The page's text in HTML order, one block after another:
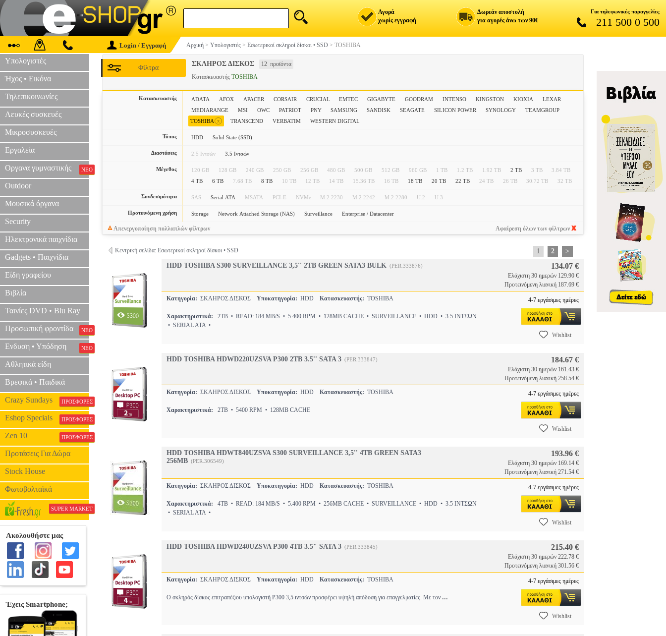
Αγορά
χωρίς εγγραφή
Δωρεάν αποστολή
για αγορές άνω των 90€
Για τηλεφωνικές παραγγελίες
211 500 0 500
Login / Εγγραφή Αρχική > Υπολογιστές > Εσωτερικοί σκληροί δίσκοι • SSD > TOSHIBA
Υπολογιστές
Ήχος • Εικόνα
Τηλεπικοινωνίες
Λευκές συσκευές
Μικροσυσκευές
Εργαλεία
Οργανα γυμναστικής ΝΕΟ
Outdoor
Μουσικά όργανα
Security
Ηλεκτρονικά παιχνίδια
Gadgets • Παιχνίδια
Είδη γραφείου
Βιβλία
Ταινίες DVD • Blu Ray
Προσωπική φροντίδα ΝΕΟ
Ενδυση • Υπόδηση ΝΕΟ
Αθλητικά είδη
Βρεφικά • Παιδικά
Crazy Sundays ΠΡΟΣΦΟΡΕΣ
Eshop Specials ΠΡΟΣΦΟΡΕΣ
Zen 10 ΠΡΟΣΦΟΡΕΣ
Προτάσεις Για Δώρα
Stock House
Φωτοβολταϊκά
SUPER MARKET
ΣΚΛΗΡΟΣ ΔΙΣΚΟΣ 12 προϊόντα
Φίλτρα
Κατασκευαστής TOSHIBA
Κατασκευαστής ADATA AFOX APACER CORSAIR CRUCIAL EMTEC GIGABYTE GOODRAM INTENSO KINGSTON KIOXIA
LEXAR
MEDIARANGE
MSI OWC PATRIOT PNY SAMSUNG SANDISK SEAGATE SILICON POWER SYNOLOGY
TEAMGROUP
TOSHIBA x TRANSCEND VERBATIM WESTERN DIGITAL
Τύπος HDD Solid State (SSD)
Διαστάσεις 2.5 Ιντσών 3.5 Ιντσών
Μέγεθος 120 GB 128 GB 240 GB 250 GB 256 GB 480 GB 500 GB 512 GB 960 GB 1 TB 1.2 TB 1.92 TB 2 TB 3 TB
3.84 TB
4 TB
6 TB 7.68 TB 8 TB 10 TB 12 TB 14 TB 15.36 TB 16 TB 18 TB 20 TB 22 TB 24 TB 26 TB 30.72 TB 32 TB
Συνδεσιμότητα SAS Serial ATA MSATA PCI-E NVMe M.2 2230 M.2 2242 M.2 2280 U.2 U.3
Προτεινόμενη χρήση Storage Network Attached Storage (NAS) Surveillance Enterprise / Datacenter
Απενεργοποίηση πολλαπλών φίλτρων Αφαίρεση όλων των φίλτρων
Κεντρική σελίδα: Εσωτερικοί σκληροί δίσκοι • SSD 1 2
>
HDD TOSHIBA S300 SURVEILLANCE 3,5'' 2TB GREEN SATA3 BULK (PER.333876) 134.07 €
Ελάχιστη 30 ημερών 129.90 €
Προτεινόμενη λιανική 187.69 €
Κατηγορία: ΣΚΛΗΡΟΣ ΔΙΣΚΟΣ Υποκατηγορία: HDD Κατασκευαστής: TOSHIBA
Χαρακτηριστικά: 2TB • READ: 184 MB/S • 5.400 RPM • 128MB CACHE • SURVEILLANCE • HDD • 3.5 ΙΝΤΣΏΝ
• SERIAL ATA •
4-7 εργάσιμες ημέρες
Wishlist
HDD TOSHIBA HDWD220UZSVA P300 2TB 3.5'' SATA 3 (PER.333847) 184.67 €
Ελάχιστη 30 ημερών 161.43 €
Προτεινόμενη λιανική 258.54 €
Κατηγορία: ΣΚΛΗΡΟΣ ΔΙΣΚΟΣ Υποκατηγορία: HDD Κατασκευαστής: TOSHIBA
Χαρακτηριστικά: 2TB • 5400 RPM • 128MB CACHE
4-7 εργάσιμες ημέρες
Wishlist
HDD TOSHIBA HDWT840UZSVA S300 SURVEILLANCE 3,5'' 4TB GREEN SATA3
256MB (PER.306549)
193.96 €
Ελάχιστη 30 ημερών 169.14 €
Προτεινόμενη λιανική 271.54 €
Κατηγορία: ΣΚΛΗΡΟΣ ΔΙΣΚΟΣ Υποκατηγορία: HDD Κατασκευαστής: TOSHIBA
Χαρακτηριστικά: 4TB • READ: 184 MB/S • 5.400 RPM • 256MB CACHE • SURVEILLANCE • HDD • 3.5 ΙΝΤΣΏΝ
• SERIAL ATA •
4-7 εργάσιμες ημέρες
Wishlist
HDD TOSHIBA HDWD240UZSVA P300 4TB 3.5" SATA 3 (PER.333845) 215.40 €
Ελάχιστη 30 ημερών 222.78 €
Προτεινόμενη λιανική 301.56 €
Κατηγορία: ΣΚΛΗΡΟΣ ΔΙΣΚΟΣ Υποκατηγορία: HDD Κατασκευαστής: TOSHIBA
Ο σκληρός δίσκος επιτραπέζιου υπολογιστή P300 3,5 ιντσών προσφέρει υψηλή απόδοση για επαγγελματίες. Με τον ...
4-7 εργάσιμες ημέρες
Wishlist